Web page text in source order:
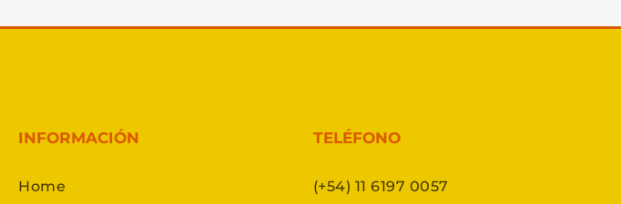
INFORMACIÓN
Home
TELÉFONO
(+54) 11 6197 0057